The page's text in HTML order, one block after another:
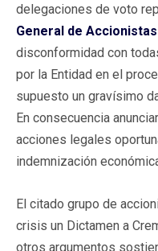
delegaciones de voto
General de
disconformidad con
por la Entidad en el
supuesto un gravísimo
En consecuencia
acciones legales
indemnización
El citado grupo de
crisis un Dictamen a
otros argumentos